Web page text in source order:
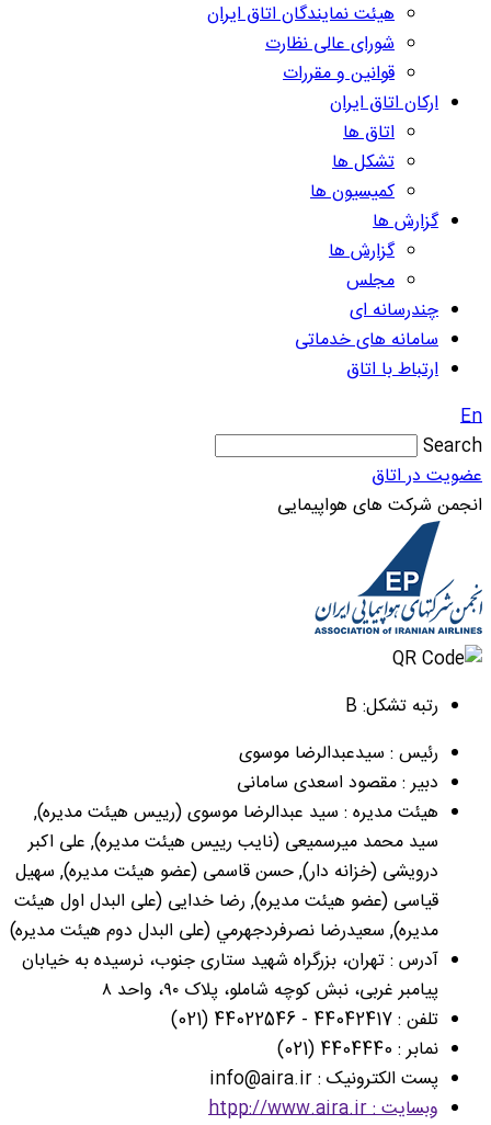
هیئت نمایندگان اتاق ایران
شورای عالی نظارت
قوانین و مقررات
ارکان اتاق ایران
اتاق ها
تشکل ها
کمیسیون ها
گزارش ها
گزارش ها
مجلس
چندرسانه ای
سامانه های خدماتی
ارتباط با اتاق
En
Search
عضویت در اتاق
انجمن شرکت های هواپیمایی
رتبه تشکل: B
رئیس : سیدعبدالرضا موسوی
دبیر : مقصود اسعدی سامانی
هیئت مدیره : سید عبدالرضا موسوی (رییس هیئت مدیره),
سید محمد میرسمیعی (نایب رییس هیئت مدیره), علی اکبر
درویشی (خزانه دار), حسن قاسمی (عضو هیئت مدیره), سهیل
قیاسی (عضو هیئت مدیره), رضا خدایی (علی البدل اول هیئت
مدیره), سعيدرضا نصرفردجهرمي (علی البدل دوم هیئت مدیره)
آدرس : تهران، بزرگراه شهید ستاری جنوب، نرسیده به خیابان
پیامبر غربی، نبش کوچه شاملو، پلاک ۹۰، واحد ۸
تلفن : 44042417 - 44022546 (021)
نمابر : 4404440 (021)
پست الکترونیک : info@aira.ir
وبسایت : htpp://www.aira.ir